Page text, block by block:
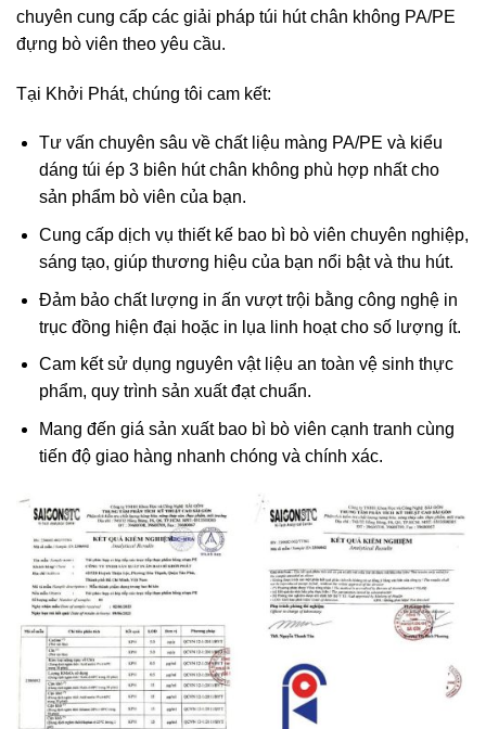
chuyên cung cấp các giải pháp túi hút chân không PA/PE
đựng bò viên theo yêu cầu.
Tại Khởi Phát, chúng tôi cam kết:
Tư vấn chuyên sâu về chất liệu màng PA/PE và kiểu
dáng túi ép 3 biên hút chân không phù hợp nhất cho
sản phẩm bò viên của bạn.
Cung cấp dịch vụ thiết kế bao bì bò viên chuyên nghiệp,
sáng tạo, giúp thương hiệu của bạn nổi bật và thu hút.
Đảm bảo chất lượng in ấn vượt trội bằng công nghệ in
trục đồng hiện đại hoặc in lụa linh hoạt cho số lượng ít.
Cam kết sử dụng nguyên vật liệu an toàn vệ sinh thực
phẩm, quy trình sản xuất đạt chuẩn.
Mang đến giá sản xuất bao bì bò viên cạnh tranh cùng
tiến độ giao hàng nhanh chóng và chính xác.